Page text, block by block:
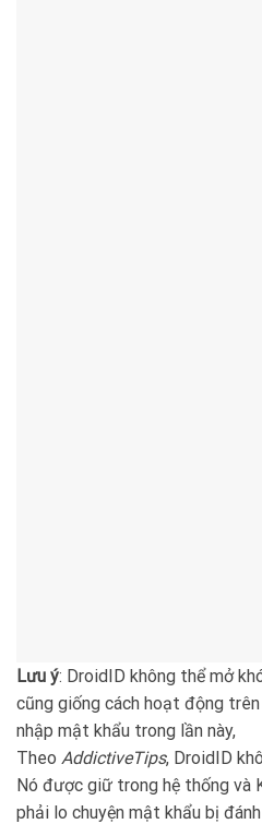
Lưu ý: DroidID không thể mở
cũng giống cách hoạt động
nhập mật khẩu trong lần này,
Theo AddictiveTips, DroidID
Nó được giữ trong hệ thống và
phải lo chuyện mật khẩu bị